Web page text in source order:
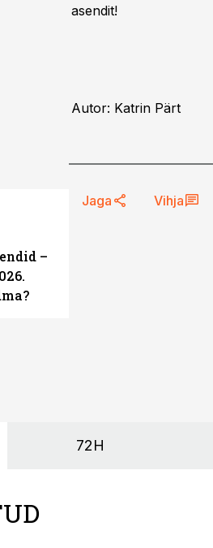
asendit!
Autor: Katrin Pärt
Jaga Vihja
–
72H